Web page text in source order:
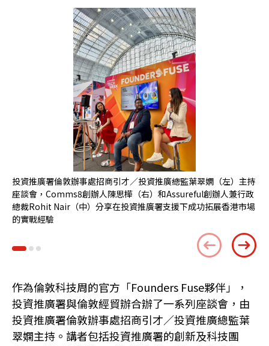
投資推廣署倫敦辦事處招商引才／投資推廣總監葉翠嫻（左）主持
座談會，Comms8創辦人陳思樺（右）和Assureful創辦人兼行政
總裁Rohit Nair（中）分享在投資推廣署支援下成功拓展香港市場
的實戰經驗
作為倫敦科技周的官方「Founders Fuse夥伴」，
投資推廣署與倫敦經貿辦合辦了一系列座談會，由
投資推廣署倫敦辦事處招商引才／投資推廣總監葉
翠嫻主持。講者包括投資推廣署的創新及科技團